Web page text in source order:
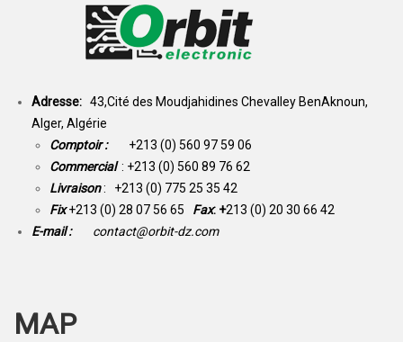
Adresse: 43,Cité des Moudjahidines Chevalley BenAknoun,
Alger, Algérie
Comptoir : +213 (0) 560 97 59 06
Commercial : +213 (0) 560 89 76 62
Livraison: +213 (0) 775 25 35 42
Fix +213 (0) 28 07 56 65 Fax: +213 (0) 20 30 66 42
E-mail :
contact@orbit-dz.com
MAP